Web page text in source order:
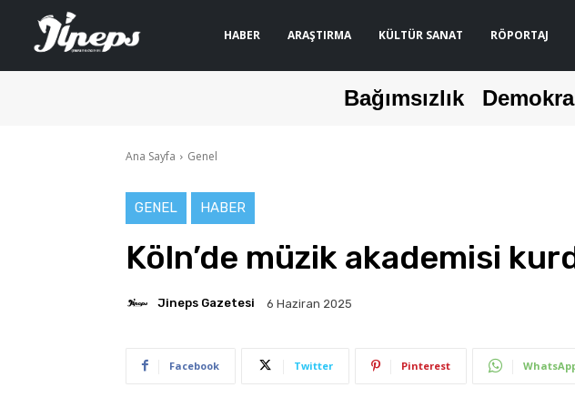
HABER ARAŞTIRMA KÜLTÜR SANAT RÖPORTAJ
Bağımsızlık
Ana Sayfa Genel
GENEL HABER
Köln’de müzik akademisi
Jineps Gazetesi 6 Haziran 2025
Facebook Twitter Pinterest